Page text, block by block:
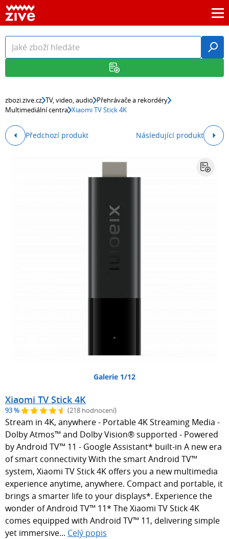
zbozi.zive.cz TV, video, audio Přehrávače a rekordéry
Multimediální centra Xiaomi TV Stick 4K
Předchozí produkt Následující produkt
Galerie 1/12
Xiaomi TV Stick 4K
93 % (218 hodnocení)
Stream in 4K, anywhere - Portable 4K Streaming Media -
Dolby Atmos™ and Dolby Vision® supported - Powered
by Android TV™ 11 - Google Assistant* built-in A new era
of smart connectivity With the smart Android TV™
system, Xiaomi TV Stick 4K offers you a new multimedia
experience anytime, anywhere. Compact and portable, it
brings a smarter life to your displays*. Experience the
wonder of Android TV™ 11* The Xiaomi TV Stick 4K
comes equipped with Android TV™ 11, delivering simple
yet immersive... Celý popis